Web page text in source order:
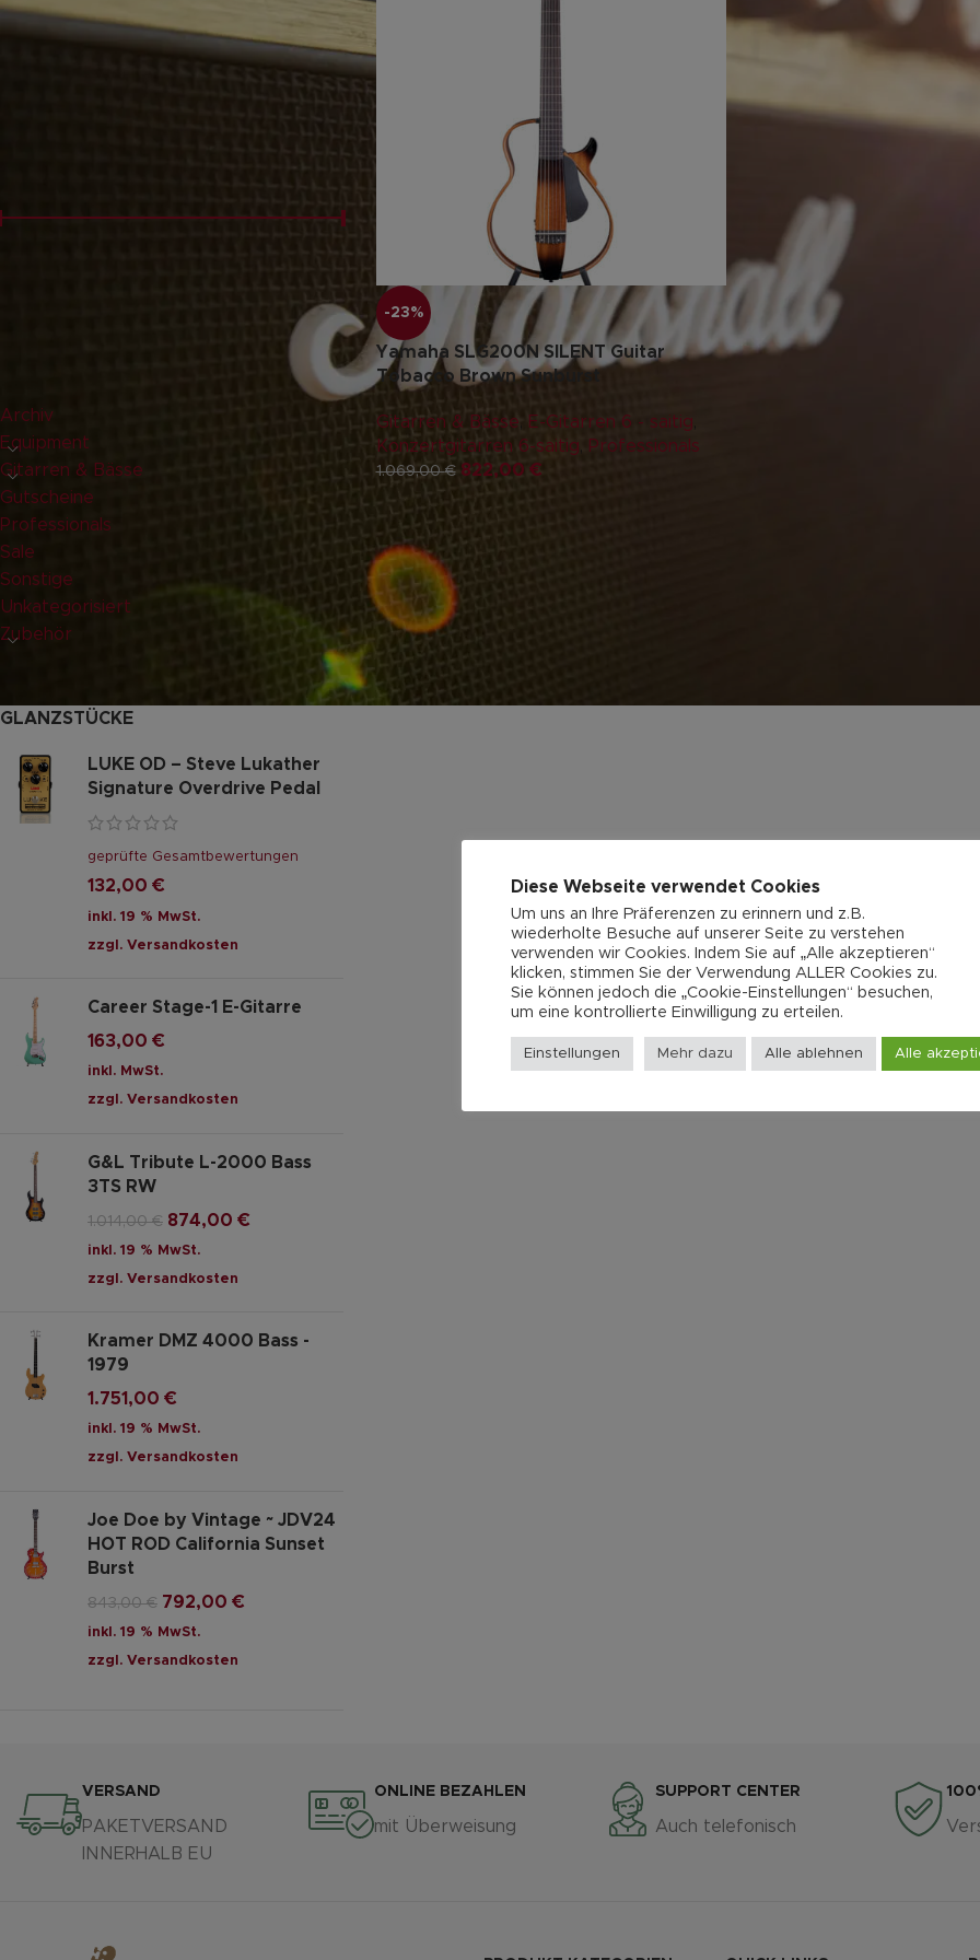
(1)
Archiv
Equipment
Gitarren & Bässe
Gutscheine
Professionals
Sale
Sonstige
Unkategorisiert
Zubehör
GLANZSTÜCKE
LUKE OD – Steve Lukather
Signature Overdrive Pedal
geprüfte Gesamtbewertungen
132,00 €
inkl. 19 % MwSt.
zzgl. Versandkosten
Career Stage-1 E-Gitarre
163,00 €
inkl. MwSt.
zzgl. Versandkosten
G&L Tribute L-2000 Bass
3TS RW
1.014,00€ 874,00 €
inkl. 19 % MwSt.
zzgl. Versandkosten
Kramer DMZ 4000 Bass -
1979
1.751,00 €
inkl. 19 % MwSt.
zzgl. Versandkosten
Joe Doe by Vintage ~ JDV24
HOT ROD California Sunset
Burst
843,00€ 792,00 €
inkl. 19 % MwSt.
zzgl. Versandkosten
-23%
Yamaha SLG200N SILENT Guitar
Tobacco Brown Sunburst
Gitarren & Bässe, E-Gitarren 6 - saitig
Konzertgitarren 6-saitig
Professionals
1.069,00€ 822,00 €
VERSAND
PAKETVERSAND
INNERHALB EU
ONLINE BEZAHLEN
mit Überweisung
SUPPORT CENTER
Auch telefonisch
Diese Webseite verwendet Cookies
Um uns an Ihre Präferenzen zu erinnern und z.B.
wiederholte Besuche auf unserer Seite zu verstehen
verwenden wir Cookies. Indem Sie auf „Alle akzeptieren“
klicken, stimmen Sie der Verwendung ALLER Cookies zu.
Sie können jedoch die „Cookie-Einstellungen“ besuchen,
um eine kontrollierte Einwilligung zu erteilen.
Einstellungen Mehr dazu Alle ablehnen Alle